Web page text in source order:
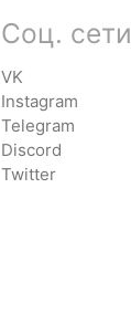
Соц. сети
VK
Instagram
Telegram
Discord
Twitter